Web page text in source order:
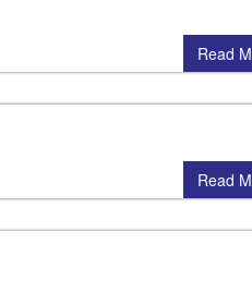
Read
Read